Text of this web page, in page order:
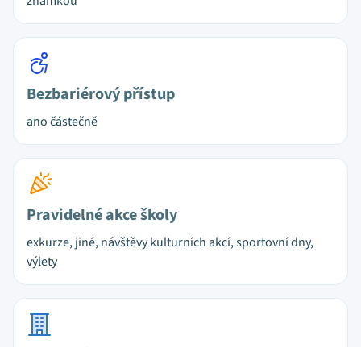
Bezbariérový přístup
ano částečně
Pravidelné akce školy
exkurze, jiné, návštěvy kulturních akcí, sportovní dny,
výlety